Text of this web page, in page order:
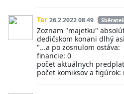
Ter 26.2.2022 08:49
Zoznam "majetku"
dedičskom konani dlhý
"...a po zosnulom ostáva:
financie: 0
počet aktuálnych
počet komiksov a